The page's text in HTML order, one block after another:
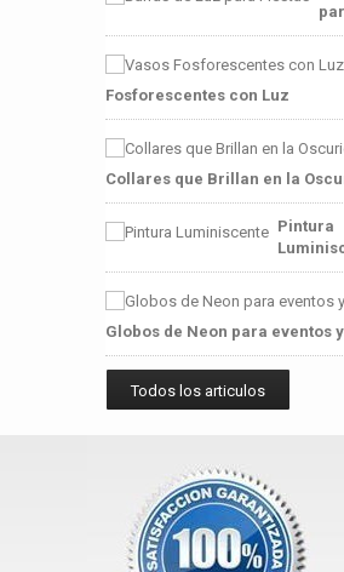
Fosforescentes con Luz
Collares que Brillan en la
Pintura
Globos de Neon para eventos
Todos los articulos